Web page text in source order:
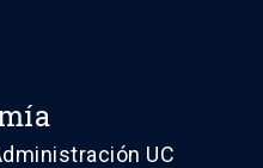
UC